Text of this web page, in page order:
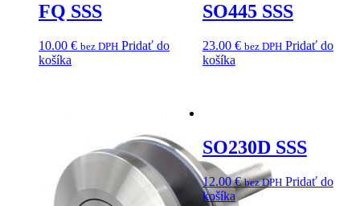
FQ SSS
10.00 € bez DPH Pridať do
košíka
SO445 SSS
23.00 € bez DPH Pridať do
košíka
SO230D SSS
12.00€ bez DPH Pridať do
košíka